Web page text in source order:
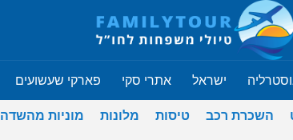
ישראל אתרי סקי פארקי שעשועים
השכרת רכב טיסות מלונות מוניות מהשדה